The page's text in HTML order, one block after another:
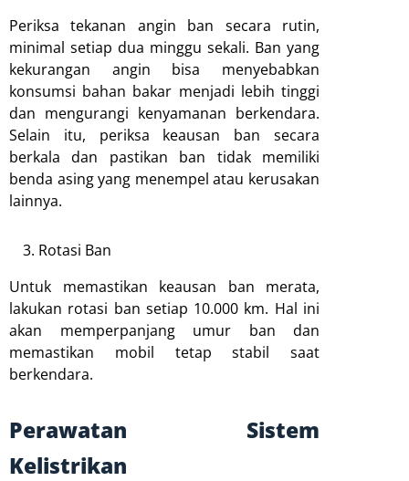
Periksa tekanan angin ban secara rutin,
minimal setiap dua minggu sekali. Ban yang
kekurangan angin bisa menyebabkan
konsumsi bahan bakar menjadi lebih tinggi
dan mengurangi kenyamanan berkendara.
Selain itu, periksa keausan ban secara
berkala dan pastikan ban tidak memiliki
benda asing yang menempel atau kerusakan
lainnya.
Rotasi Ban
Untuk memastikan keausan ban merata,
lakukan rotasi ban setiap 10.000 km. Hal ini
akan memperpanjang umur ban dan
memastikan mobil tetap stabil saat
berkendara.
Perawatan Sistem
Kelistrikan